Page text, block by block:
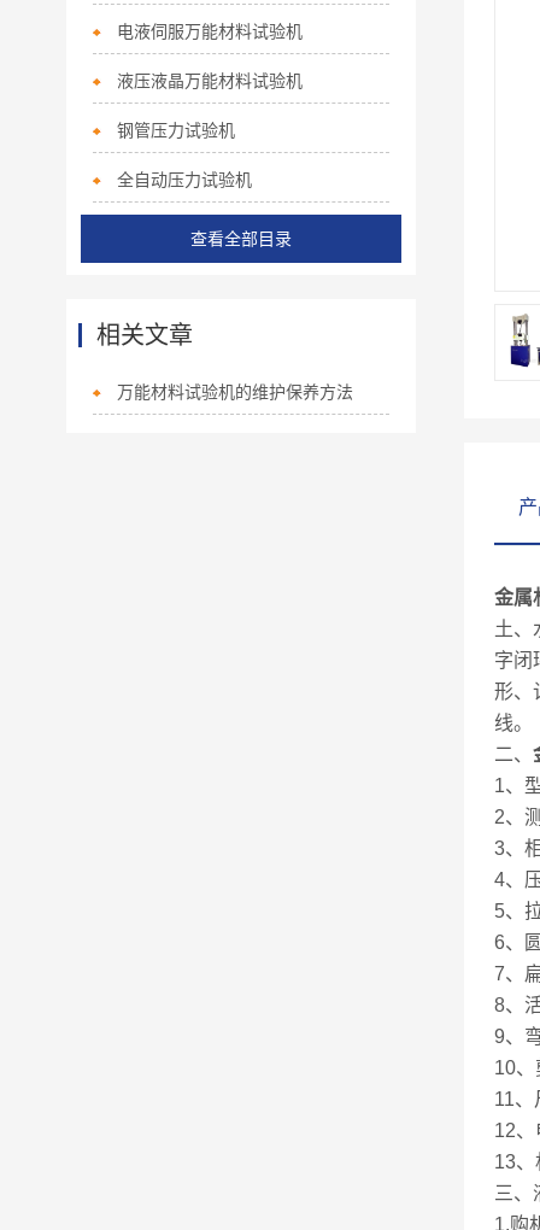
金属
土、
字闭
形、
线。
二、
1、
2、
3、
4、
5、
6、
7、
8、
9、
10
11
12、
13
三、
1.购
电液伺服万能材料试验机
液压液晶万能材料试验机
钢管压力试验机
全自动压力试验机
查看全部目录
相关文章
万能材料试验机的维护保养方法